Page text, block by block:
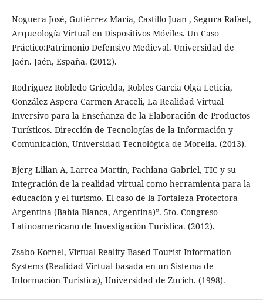
Noguera José, Gutiérrez María, Castillo Juan , Segura Rafael,
Arqueología Virtual en Dispositivos Móviles. Un Caso
Práctico:Patrimonio Defensivo Medieval. Universidad de
Jaén. Jaén, España. (2012).
Rodriguez Robledo Gricelda, Robles Garcia Olga Leticia,
González Aspera Carmen Araceli, La Realidad Virtual
Inversivo para la Enseñanza de la Elaboración de Productos
Turísticos. Dirección de Tecnologías de la Información y
Comunicación, Universidad Tecnológica de Morelia. (2013).
Bjerg Lilian A, Larrea Martín, Pachiana Gabriel, TIC y su
Integración de la realidad virtual como herramienta para la
educación y el turismo. El caso de la Fortaleza Protectora
Argentina (Bahía Blanca, Argentina)”. 5to. Congreso
Latinoamericano de Investigación Turística. (2012).
Zsabo Kornel, Virtual Reality Based Tourist Information
Systems (Realidad Virtual basada en un Sistema de
Información Turistica), Universidad de Zurich. (1998).